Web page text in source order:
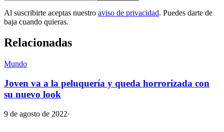
Al suscribirte aceptas nuestro aviso de privacidad. Puedes darte de
baja cuando quieras.
Relacionadas
Mundo
Joven va a la peluquería y queda horrorizada con
su nuevo look
9 de agosto de 2022·